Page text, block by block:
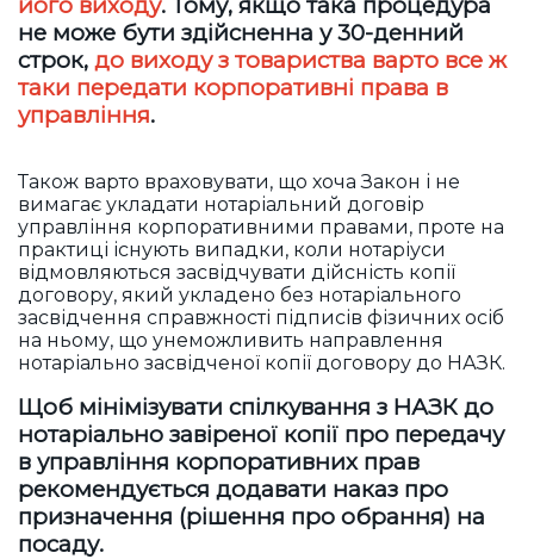
не може бути здійсненна у 30-денний
строк, до виходу з товариства варто все ж
таки передати корпоративні права в
управління.
Також варто враховувати, що хоча Закон і не
вимагає укладати нотаріальний договір
управління корпоративними правами, проте на
практиці існують випадки, коли нотаріуси
відмовляються засвідчувати дійсність копії
договору, який укладено без нотаріального
засвідчення справжності підписів фізичних осіб
на ньому, що унеможливить направлення
нотаріально засвідченої копії договору до НАЗК.
Щоб мінімізувати спілкування з НАЗК до
нотаріально завіреної копії про передачу
в управління корпоративних прав
рекомендується додавати наказ про
призначення (рішення про обрання) на
посаду.